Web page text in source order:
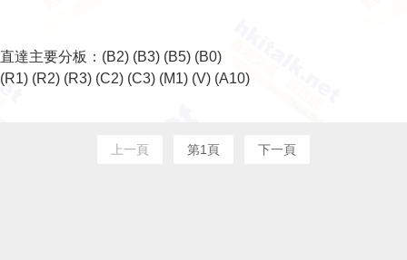
直達主要分板： (B2) (B3) (B5) (B0)
(R1) (R2) (R3) (C2) (C3) (M1) (V) (A10)
上一頁 第1頁 下一頁